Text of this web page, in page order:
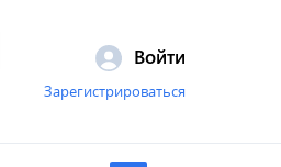
Войти
Зарегистрироваться